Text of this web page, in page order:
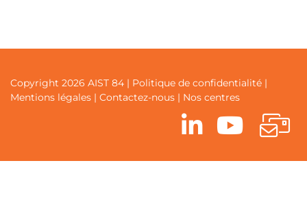
Copyright 2026 AIST 84 | Politique de confidentialité |
Mentions légales | Contactez-nous | Nos centres